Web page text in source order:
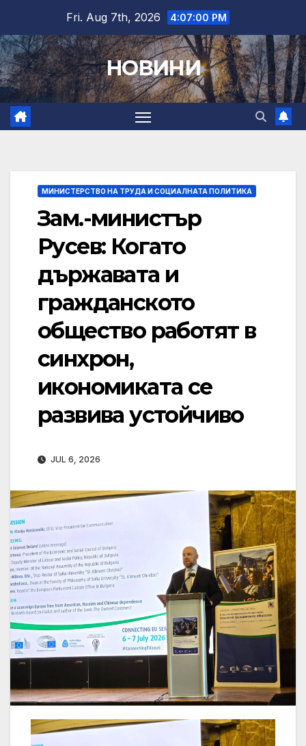
content
Fri. Aug 7th, 2026 4:07:01 PM
НОВИНИ
МИНИСТЕРСТВО НА ТРУДА И СОЦИАЛНАТА ПОЛИТИКА
Зам.-министър
Русев: Когато
държавата и
гражданското
общество работят в
синхрон,
икономиката се
развива устойчиво
JUL 6, 2026